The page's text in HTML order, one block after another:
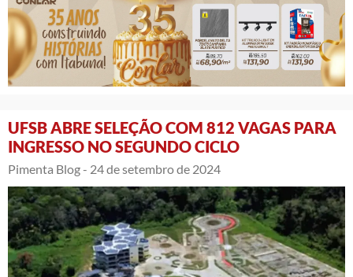
UFSB ABRE SELEÇÃO COM 812 VAGAS PARA
INGRESSO NO SEGUNDO CICLO
Pimenta Blog - 24 de setembro de 2024